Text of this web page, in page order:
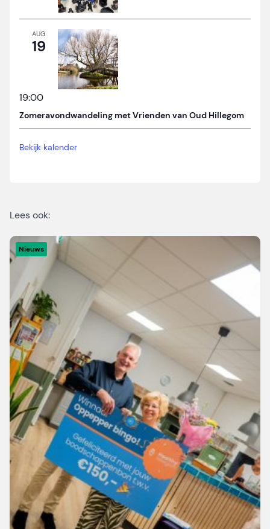
AUG
19
19:00
Zomeravondwandeling met Vrienden van Oud Hillegom
Bekijk kalender
Lees ook:
Nieuws